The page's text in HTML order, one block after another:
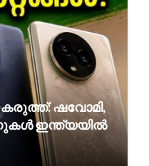
കരുത്ത്: ഷവോമി,
ഇന്ത്യയിൽ